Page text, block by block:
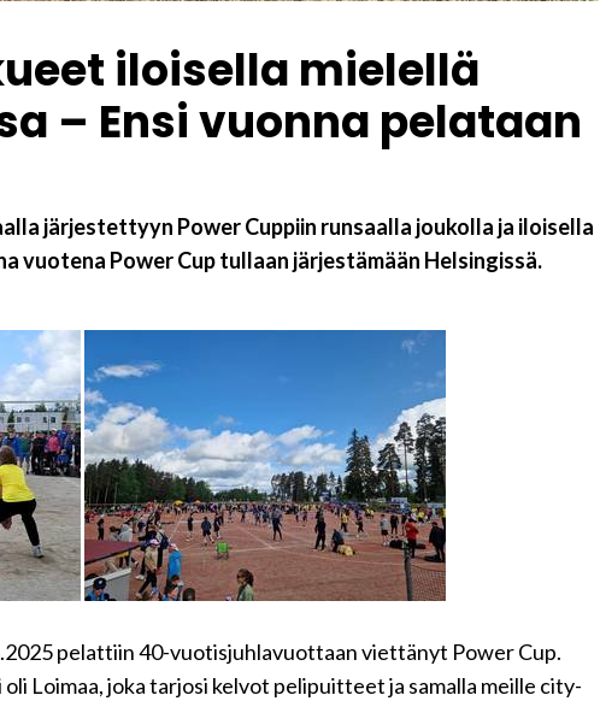
iloisella mielellä
– Ensi vuonna pelataan
järjestettyyn Power Cuppiin runsaalla joukolla ja iloisella
vuotena Power Cup tullaan järjestämään Helsingissä.
pelattiin 40-vuotisjuhlavuottaan viettänyt Power Cup.
Loimaa, joka tarjosi kelvot pelipuitteet ja samalla meille city-